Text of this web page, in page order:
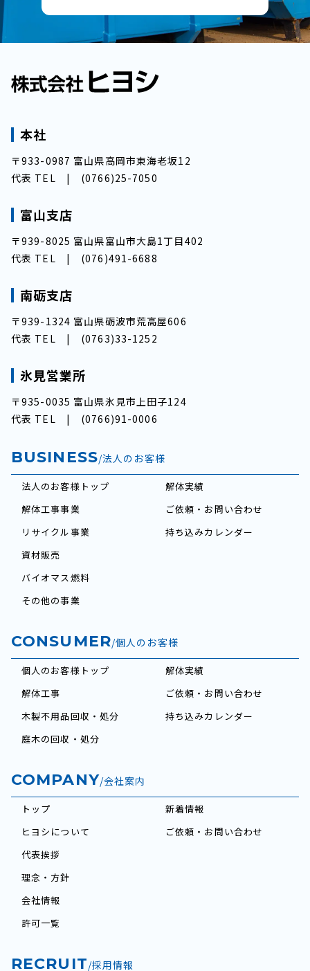
本社
〒933-0987 富山県高岡市東海老坂12
代表 TEL | (0766)25-7050
富山支店
〒939-8025 富山県富山市大島1丁目402
代表 TEL | (076)491-6688
南砺支店
〒939-1324 富山県砺波市荒高屋606
代表 TEL | (0763)33-1252
氷見営業所
〒935-0035 富山県氷見市上田子124
代表 TEL | (0766)91-0006
BUSINESS/法人のお客様
法人のお客様トップ
解体工事事業
リサイクル事業
資材販売
バイオマス燃料
その他の事業
解体実績
ご依頼・お問い合わせ
持ち込みカレンダー
CONSUMER/個人のお客様
個人のお客様トップ
解体工事
木製不用品回収・処分
庭木の回収・処分
解体実績
ご依頼・お問い合わせ
持ち込みカレンダー
COMPANY/会社案内
トップ
ヒヨシについて
代表挨拶
理念・方針
会社情報
許可一覧
新着情報
ご依頼・お問い合わせ
RECRUIT/採用情報